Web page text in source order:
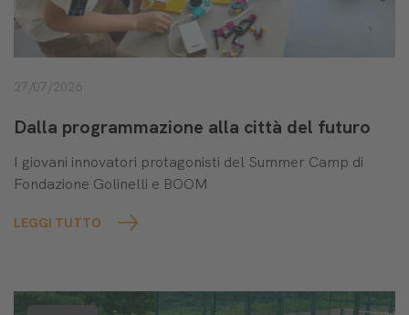
27/07/2026
Dalla programmazione alla città del futuro
I giovani innovatori protagonisti del Summer Camp di
Fondazione Golinelli e BOOM
LEGGI TUTTO